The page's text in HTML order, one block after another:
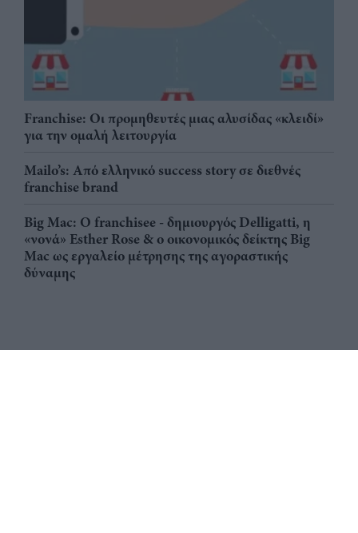
Franchise: Οι προμηθευτές μιας αλυσίδας «κλειδί»
για την ομαλή λειτουργία
Mailo’s: Από ελληνικό success story σε διεθνές
franchise brand
Big Mac: Ο franchisee - δημιουργός Delligatti, η
«νονά» Esther Rose & ο οικονομικός δείκτης Big
Mac ως εργαλείο μέτρησης της αγοραστικής
δύναμης